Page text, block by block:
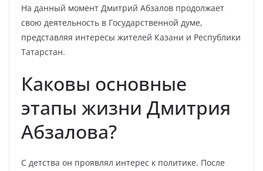
На данный момент Дмитрий Абзалов продолжает
свою деятельность в Государственной думе,
представляя интересы жителей Казани и Республики
Татарстан.
Каковы основные
этапы жизни Дмитрия
Абзалова?
С детства он проявлял интерес к политике. После